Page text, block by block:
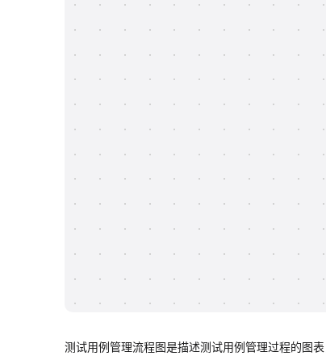
测试用例管理流程图是描述测试用例管理过程的图